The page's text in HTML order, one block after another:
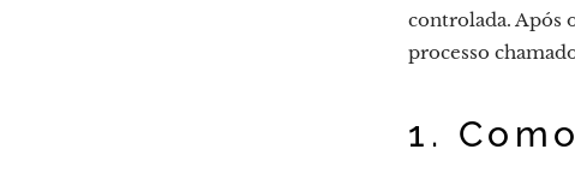
controlada. Após
processo
1.